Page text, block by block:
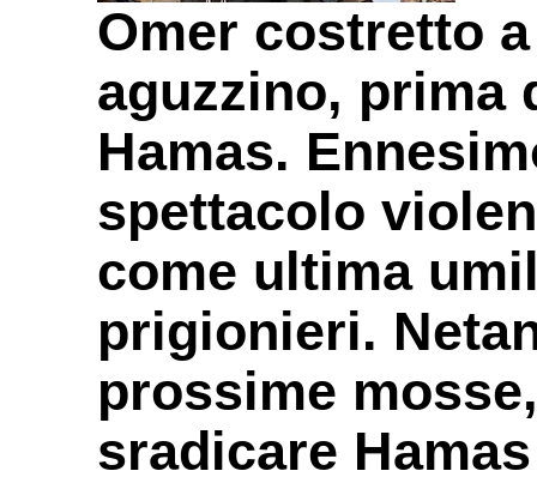
Omer costretto
aguzzino, prima
Hamas.
spettacolo
come ultima
prigionieri.
prossime
sradicare